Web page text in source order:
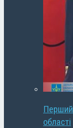
Перший
області